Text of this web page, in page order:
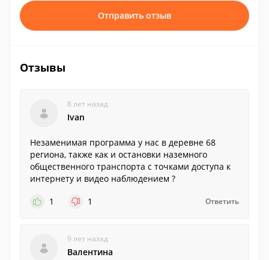
Отправить отзыв
Отзывы
8 лет назад
Ivan
Незаменимая программа у нас в деревне 68
региона, также как и остановки наземного
общественного транспорта с точками доступа к
интернету и видео наблюдением ?
1
1 Ответить
9 лет назад
Валентина